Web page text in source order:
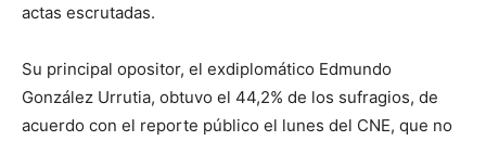
actas escrutadas.
Su principal opositor, el exdiplomático Edmundo
González Urrutia, obtuvo el 44,2% de los sufragios, de
acuerdo con el reporte público el lunes del CNE, que no